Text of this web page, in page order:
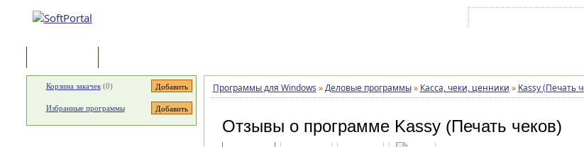
Программы для Windows » Деловые программы » Касса, чеки, ценники » Kassy (Печать
Отзывы о программе Kassy (Печать чеков)
Корзина закачек(0)
Избранные программы